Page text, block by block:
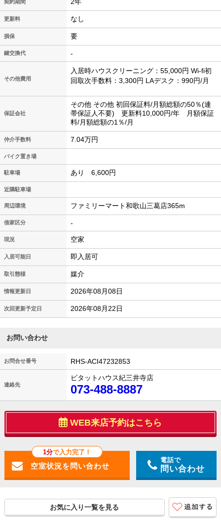
契約期間
更新料 なし
損保 要
鍵交換代 -
その他費用
入居時ハウスクリーニング：55,000円 Wi-fi初
回取次手数料：3,300円 LAデスク：990円/月
保証会社
その他 その他 初回保証料/月額総額の50％(連
帯保証人不要) 更新料10,000円/年 月額保証
料/月額総額の1％/月
仲介手数料 7.04万円
バイク置き場
駐車場 あり 6,600円
近隣駐車場
周辺環境 ファミリーマート和歌山三葛店365m
借家区分 -
現況 空家
入居可能日 即入居可
取引態様 媒介
情報更新日 2026年08月08日
次回更新予定日 2026年08月22日
お問い合わせ
お問合せ番号 RHS-ACI47232853
連絡先
ピタットハウス紀三井寺店
073-488-8887
WEB来店予約はこちら
1分で入力完了！
電話で
問い合わせ
お気に入り一覧を見る